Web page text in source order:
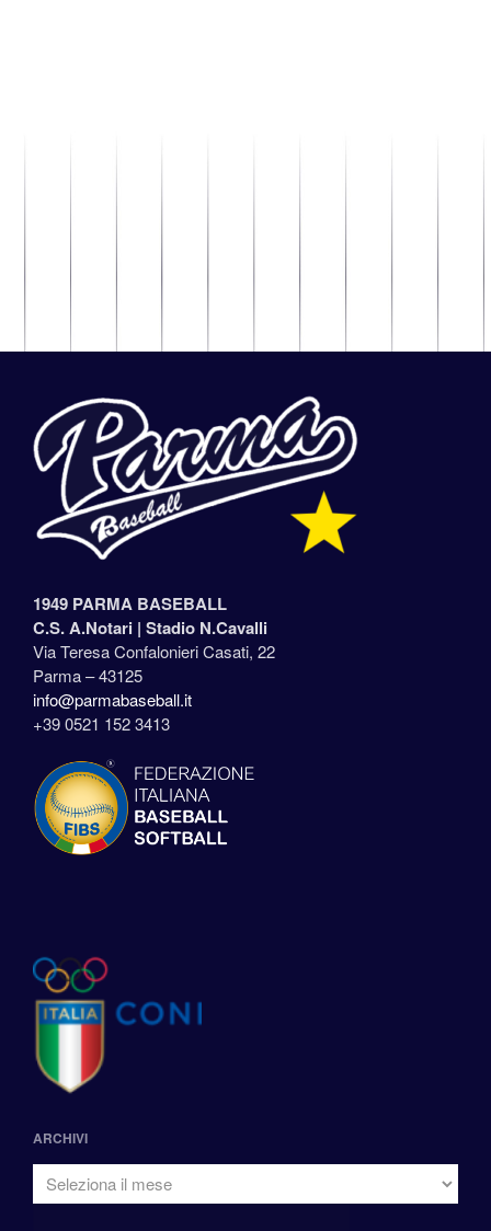
1949 PARMA BASEBALL
C.S. A.Notari | Stadio N.Cavalli
Via Teresa Confalonieri Casati, 22
Parma – 43125
info@parmabaseball.it
+39 0521 152 3413
ARCHIVI